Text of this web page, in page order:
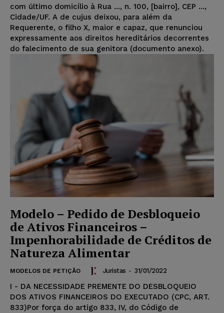
com último domicílio à Rua ..., n. 100, [bairro], CEP ...,
Cidade/UF. A de cujus deixou, para além da
Requerente, o filho X, maior e capaz, que renunciou
expressamente aos direitos hereditários decorrentes
do falecimento de sua genitora (documento anexo).
Modelo – Pedido de Desbloqueio
de Ativos Financeiros –
Impenhorabilidade de Créditos de
Natureza Alimentar
MODELOS DE PETIÇÃO Juristas - 31/01/2022
I - DA NECESSIDADE PREMENTE DO DESBLOQUEIO
DOS ATIVOS FINANCEIROS DO EXECUTADO (CPC, ART.
833)Por força do artigo 833, IV, do Código de